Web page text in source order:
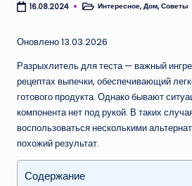
16.08.2024
Опубликовано
Интересное,Дом,Советы
Оновлено 13.03.2026
Разрыхлитель для теста — важный
рецептах выпечки, обеспечивающий
готового продукта. Однако бывают
компонента нет под рукой. В таких
воспользоваться несколькими
похожий результат.
Содержание